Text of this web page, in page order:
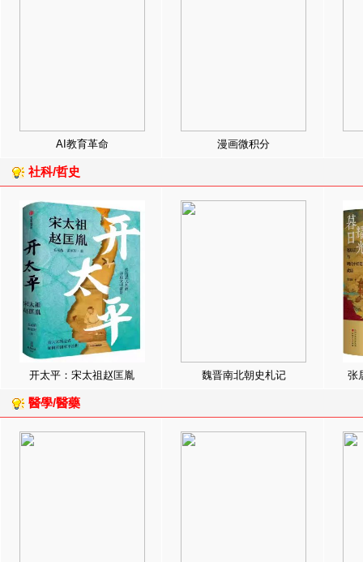
AI教育革命 漫画微积分
社科/哲史
开太平：宋太祖赵匡胤 魏晋南北朝史札记 张
醫學/醫藥